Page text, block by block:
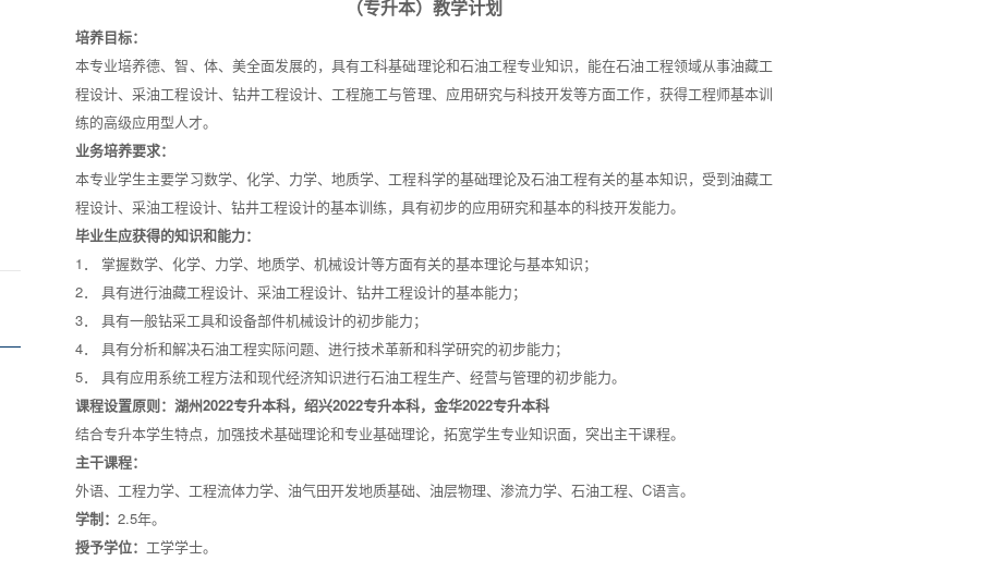
（专升本）教学计划
培养目标：
本专业培养德、智、体、美全面发展的，具有工科基础理论和石油工程专业知识，能在石油工程领域从事油藏工
程设计、采油工程设计、钻井工程设计、工程施工与管理、应用研究与科技开发等方面工作，获得工程师基本训
练的高级应用型人才。
业务培养要求：
本专业学生主要学习数学、化学、力学、地质学、工程科学的基础理论及石油工程有关的基本知识，受到油藏工
程设计、采油工程设计、钻井工程设计的基本训练，具有初步的应用研究和基本的科技开发能力。
毕业生应获得的知识和能力：
1． 掌握数学、化学、力学、地质学、机械设计等方面有关的基本理论与基本知识；
2． 具有进行油藏工程设计、采油工程设计、钻井工程设计的基本能力；
3． 具有一般钻采工具和设备部件机械设计的初步能力；
4． 具有分析和解决石油工程实际问题、进行技术革新和科学研究的初步能力；
5． 具有应用系统工程方法和现代经济知识进行石油工程生产、经营与管理的初步能力。
课程设置原则： 湖州2022专升本科， 绍兴2022专升本科， 金华2022专升本科
结合专升本学生特点，加强技术基础理论和专业基础理论，拓宽学生专业知识面，突出主干课程。
主干课程：
外语、工程力学、工程流体力学、油气田开发地质基础、油层物理、渗流力学、石油工程、C语言。
学制： 2.5年。
授予学位： 工学学士。